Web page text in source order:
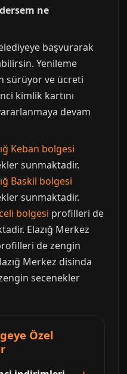
ne
başvurarak
Yenileme
sürüyor ve ücreti
kimlik kartını
devam
Keban bolgesi
sunmaktadir.
Baskil bolgesi
sunmaktadir.
bolgesi profilleri de
Elazığ Merkez
de zengin
Merkez disinda
secenekler
Özel